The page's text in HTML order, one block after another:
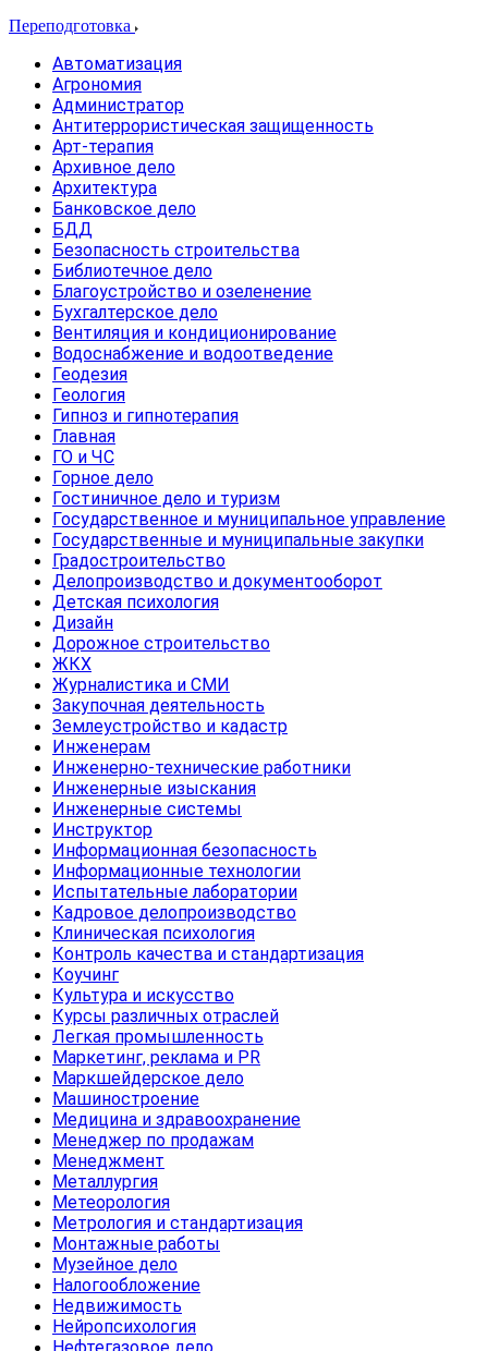
Переподготовка
Автоматизация
Агрономия
Администратор
Антитеррористическая защищенность
Арт-терапия
Архивное дело
Архитектура
Банковское дело
БДД
Безопасность строительства
Библиотечное дело
Благоустройство и озеленение
Бухгалтерское дело
Вентиляция и кондиционирование
Водоснабжение и водоотведение
Геодезия
Геология
Гипноз и гипнотерапия
Главная
ГО и ЧС
Горное дело
Гостиничное дело и туризм
Государственное и муниципальное управление
Государственные и муниципальные закупки
Градостроительство
Делопроизводство и документооборот
Детская психология
Дизайн
Дорожное строительство
ЖКХ
Журналистика и СМИ
Закупочная деятельность
Землеустройство и кадастр
Инженерам
Инженерно-технические работники
Инженерные изыскания
Инженерные системы
Инструктор
Информационная безопасность
Информационные технологии
Испытательные лаборатории
Кадровое делопроизводство
Клиническая психология
Контроль качества и стандартизация
Коучинг
Культура и искусство
Курсы различных отраслей
Легкая промышленность
Маркетинг, реклама и PR
Маркшейдерское дело
Машиностроение
Медицина и здравоохранение
Менеджер по продажам
Менеджмент
Металлургия
Метеорология
Метрология и стандартизация
Монтажные работы
Музейное дело
Налогообложение
Недвижимость
Нейропсихология